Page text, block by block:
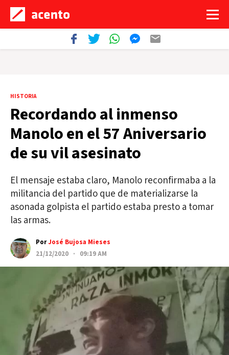
HISTORIA
Recordando al inmenso
Manolo en el 57 Aniversario
de su vil asesinato
El mensaje estaba claro, Manolo reconfirmaba a la
militancia del partido que de materializarse la
asonada golpista el partido estaba presto a tomar
las armas.
PorJosé Bujosa Mieses
21/12/2020 · 09:19 AM